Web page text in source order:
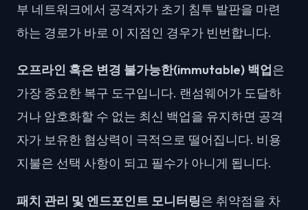
부 네트워크에서 공격자가 초기 침투 발판을 마련
하는 경로가 바로 이 지점인 경우가 빈번합니다.
오프라인 혹은 변경 불가능한(immutable) 백업은
가장 중요한 복구 도구입니다. 랜섬웨어가 도달하
거나 암호화할 수 없는 최신 백업을 유지하면 공격
자가 보유한 협상력이 극적으로 떨어집니다. 비용
지불은 선택 사항이 되고 필수가 아니게 됩니다.
패치 관리 및 엔드포인트 모니터링은 취약점을 차